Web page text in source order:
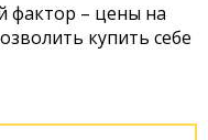
фактор – цены на
купить себе